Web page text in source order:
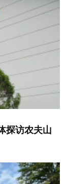
探访农夫山